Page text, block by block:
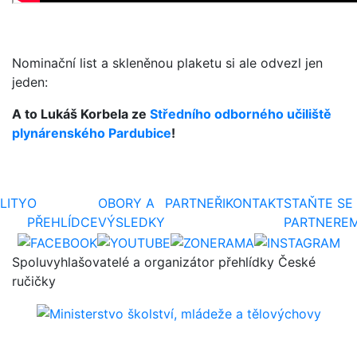
Nominační list a skleněnou plaketu si ale odvezl jen
jeden:
A to Lukáš Korbela ze Středního odborného učiliště
plynárenského Pardubice!
O
PŘEHLÍDCE
OBORY A
VÝSLEDKY
PARTNEŘIKONTAKTSTAŇTE SE
Spoluvyhlašovatelé a organizátor přehlídky České
ručičky